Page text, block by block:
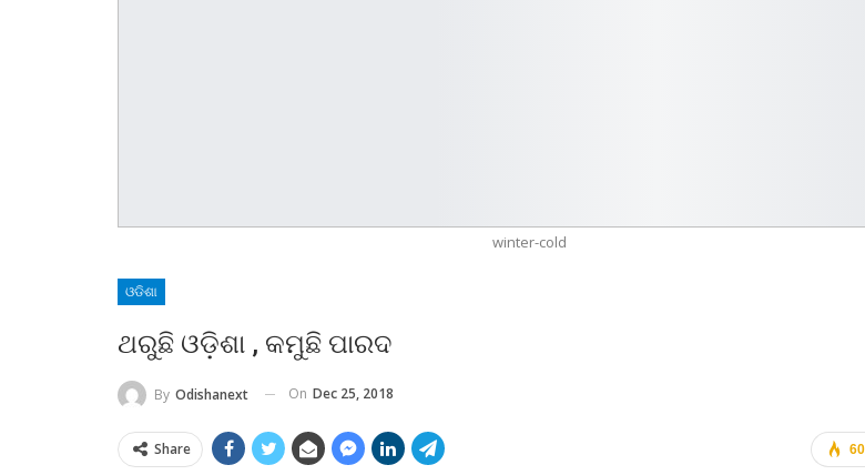
winter-cold
ଓଡିଶା
ଥରୁଛି ଓଡ଼ିଶା , କମୁଛି ପାରଦ
By Odishanext On Dec 25, 2018
Share